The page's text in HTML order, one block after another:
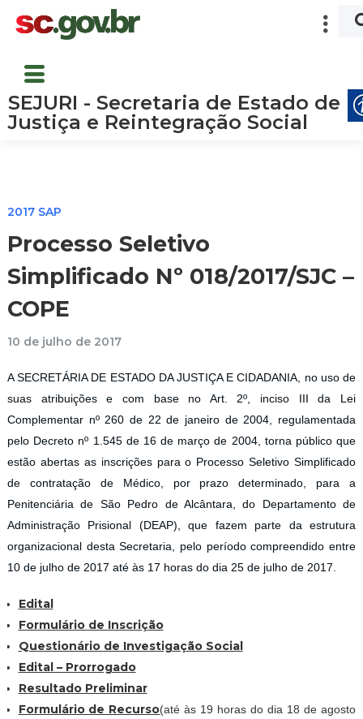
SEJURI - Secretaria de Estado de
Justiça e Reintegração Social
2017 SAP
Processo Seletivo
Simplificado Nº 018/2017/SJC –
COPE
10 de julho de 2017
A SECRETÁRIA DE ESTADO DA JUSTIÇA E CIDADANIA, no uso de
suas atribuições e com base no Art. 2º, inciso III da Lei
Complementar nº 260 de 22 de janeiro de 2004, regulamentada
pelo Decreto nº 1.545 de 16 de março de 2004, torna público que
estão abertas as inscrições para o Processo Seletivo Simplificado
de contratação de Médico, por prazo determinado, para a
Penitenciária de São Pedro de Alcântara, do Departamento de
Administração Prisional (DEAP), que fazem parte da estrutura
organizacional desta Secretaria, pelo período compreendido entre
10 de julho de 2017 até às 17 horas do dia 25 de julho de 2017.
Edital
Formulário de Inscrição
Questionário de Investigação Social
Edital – Prorrogado
Resultado Preliminar
Formulário de Recurso(até às 19 horas do dia 18 de agosto